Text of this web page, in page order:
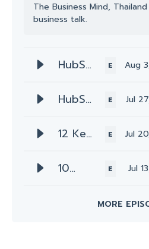
The Business Mind,
business talk.
HubSp
AEO:
ormin
Recom
menda
E Aug
HubSp
Consu
Servic
E Jul
12 Key
y
E Jul
10
E Jul
MORE